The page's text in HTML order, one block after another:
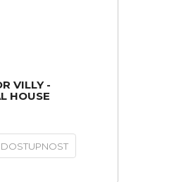
VILLY -
HOUSE
DOSTUPNOST